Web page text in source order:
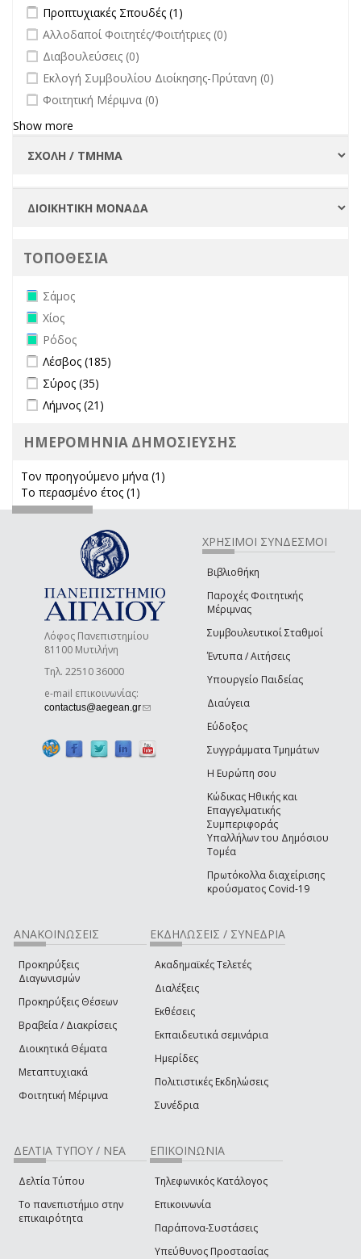
Apply Προπτυχιακές Σπουδές filter
Προπτυχιακές Σπουδές (1)
undefined
Αλλοδαποί Φοιτητές/Φοιτήτριες (0)
undefined
Διαβουλεύσεις (0)
undefined
Εκλογή Συμβουλίου Διοίκησης-Πρύτανη (0)
undefined
Φοιτητική Μέριμνα (0)
Show more
ΤΟΠΟΘΕΣΙΑ
Remove Σάμος filter
Σάμος
Remove Χίος filter
Χίος
Remove Ρόδος filter
Ρόδος
Apply Λέσβος filter
Λέσβος (185)
Apply Σύρος filter
Σύρος (35)
Apply Λήμνος filter
Λήμνος (21)
ΗΜΕΡΟΜΗΝΙΑ ΔΗΜΟΣΙΕΥΣΗΣ
Τον προηγούμενο μήνα (1)
Το περασμένο έτος (1)
Λόφος Πανεπιστημίου
81100 Μυτιλήνη
Τηλ. 22510 36000
e-mail επικοινωνίας:
contactus@aegean.gr(link sends e-mail)
ΧΡΗΣΙΜΟΙ ΣΥΝΔΕΣΜΟΙ
Βιβλιοθήκη
Παροχές Φοιτητικής
Μέριμνας
Συμβουλευτικοί Σταθμοί
Έντυπα / Αιτήσεις
Υπουργείο Παιδείας
Διαύγεια
Εύδοξος
Συγγράμματα Τμημάτων
Η Ευρώπη σου
Κώδικας Ηθικής και
Επαγγελματικής
Συμπεριφοράς
Υπαλλήλων του Δημόσιου
Τομέα
Πρωτόκολλα διαχείρισης
κρούσματος Covid-19
ΑΝΑΚΟΙΝΩΣΕΙΣ
Προκηρύξεις
Διαγωνισμών
Προκηρύξεις Θέσεων
Βραβεία / Διακρίσεις
Διοικητικά Θέματα
Μεταπτυχιακά
Φοιτητική Μέριμνα
ΕΚΔΗΛΩΣΕΙΣ / ΣΥΝΕΔΡΙΑ
Ακαδημαϊκές Τελετές
Διαλέξεις
Εκθέσεις
Εκπαιδευτικά σεμινάρια
Ημερίδες
Πολιτιστικές Εκδηλώσεις
Συνέδρια
ΔΕΛΤΙΑ ΤΥΠΟΥ / ΝΕΑ
Δελτία Τύπου
Το πανεπιστήμιο στην
επικαιρότητα
ΕΠΙΚΟΙΝΩΝΙΑ
Τηλεφωνικός Κατάλογος
Επικοινωνία
Παράπονα-Συστάσεις
Υπεύθυνος Προστασίας